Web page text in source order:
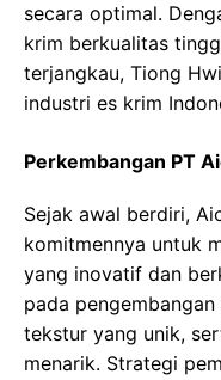
secara optimal.
krim berkualitas
terjangkau, Tiong
industri es krim
Perkembangan PT
Sejak awal berdiri,
komitmennya untuk
yang inovatif dan
pada
tekstur yang unik,
menarik. Strategi